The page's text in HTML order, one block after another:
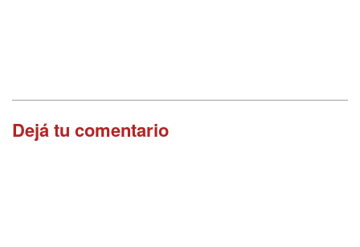
Dejá tu comentario